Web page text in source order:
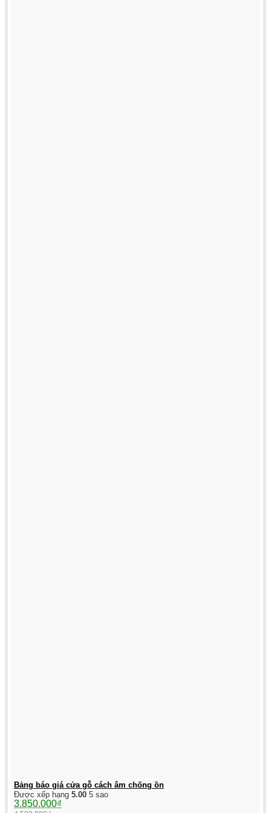
Bảng báo giá cửa gỗ cách âm chống ồn
Được xếp hạng 5.00 5 sao
Giá
gốc
3.850.000₫
Giá
hiện